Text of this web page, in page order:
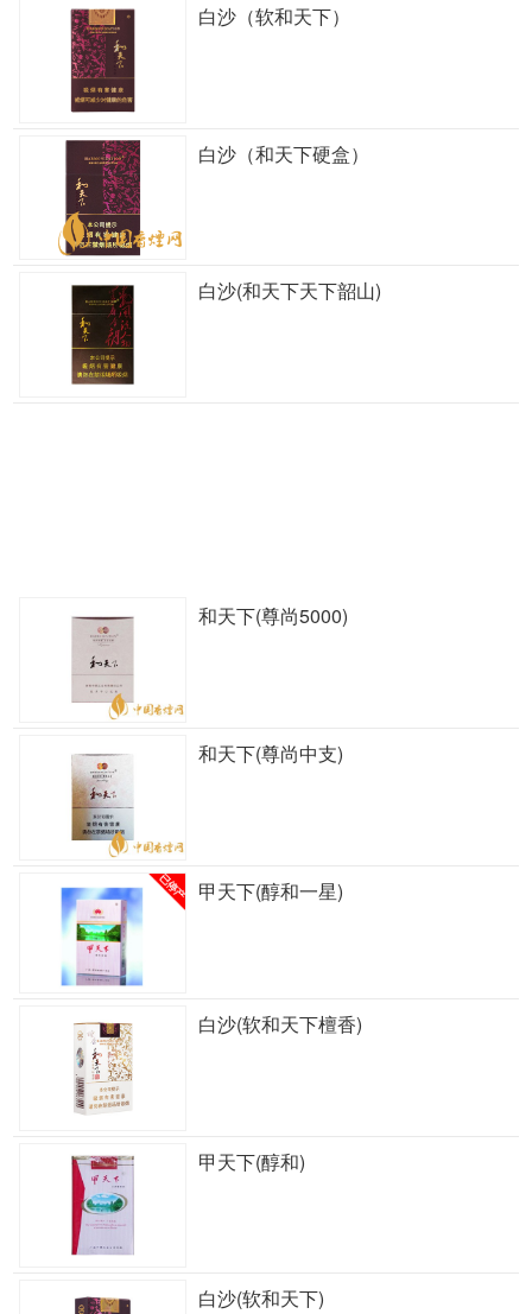
白沙（软和天下）
白沙（和天下硬盒）
白沙(和天下天下韶山)
和天下(尊尚5000)
和天下(尊尚中支)
甲天下(醇和一星)
白沙(软和天下檀香)
甲天下(醇和)
白沙(软和天下)